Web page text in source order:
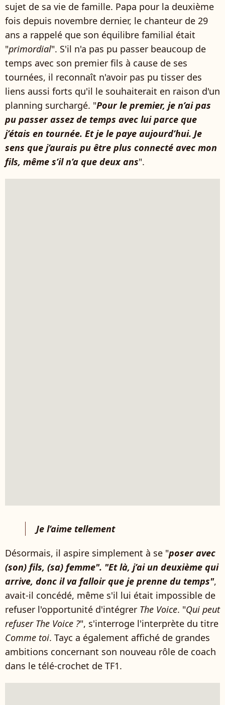
sujet de sa vie de famille. Papa pour la deuxième
fois depuis novembre dernier, le chanteur de 29
ans a rappelé que son équilibre familial était
"primordial". S'il n'a pas pu passer beaucoup de
temps avec son premier fils à cause de ses
tournées, il reconnaît n'avoir pas pu tisser des
liens aussi forts qu'il le souhaiterait en raison d'un
planning surchargé. "Pour le premier, je n’ai pas
pu passer assez de temps avec lui parce que
j’étais en tournée. Et je le paye aujourd’hui. Je
sens que j’aurais pu être plus connecté avec mon
fils, même s’il n’a que deux ans".
Je l’aime tellement
Désormais, il aspire simplement à se "poser avec
(son) fils, (sa) femme". "Et là, j’ai un deuxième qui
arrive, donc il va falloir que je prenne du temps",
avait-il concédé, même s'il lui était impossible de
refuser l'opportunité d'intégrer The Voice. "Qui peut
refuser The Voice ?", s'interroge l'interprète du titre
Comme toi. Tayc a également affiché de grandes
ambitions concernant son nouveau rôle de coach
dans le télé-crochet de TF1.